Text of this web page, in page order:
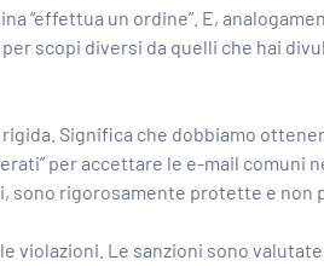
“effettua un ordine”. E,
scopi diversi da quelli che hai
Significa che dobbiamo
per accettare le e-mail
rigorosamente protette e non
violazioni. Le sanzioni sono